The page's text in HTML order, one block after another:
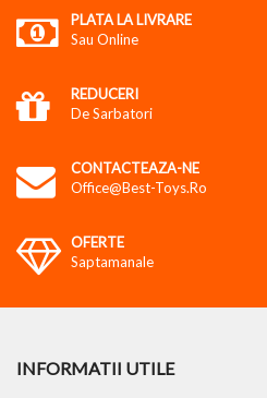
PLATA LA LIVRARE
Sau Online
REDUCERI
De Sarbatori
CONTACTEAZA-NE
Office@best-Toys.ro
OFERTE
Saptamanale
INFORMATII UTILE